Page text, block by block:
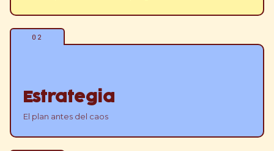
02
Estrategia
El plan antes del caos